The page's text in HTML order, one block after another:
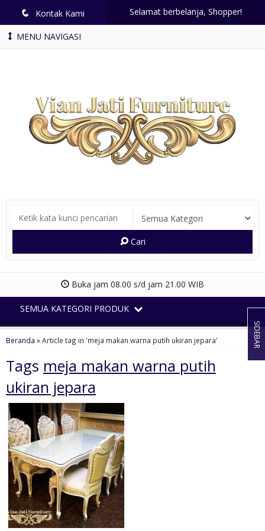
q Kontak Kami Selamat berbelanja, Shopper!
MENU NAVIGASI
Cari
Buka jam 08.00 s/d jam 21.00 WIB
SEMUA KATEGORI PRODUK
Beranda »Article tag in 'meja makan warna putih ukiran jepara'
Tags meja makan warna putih
ukiran jepara
SIDEBAR